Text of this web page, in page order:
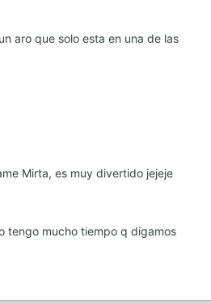
aro que solo esta en una de las
Mirta, es muy divertido jejeje
tengo mucho tiempo q digamos